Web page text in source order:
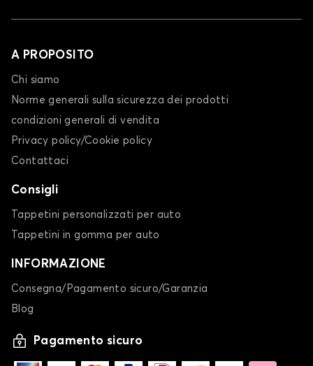
A PROPOSITO
Chi siamo
Norme generali sulla sicurezza dei prodotti
condizioni generali di vendita
Privacy policy/Cookie policy
Contattaci
Consigli
Tappetini personalizzati per auto
Tappetini in gomma per auto
INFORMAZIONE
Consegna/Pagamento sicuro/Garanzia
Blog
Pagamento sicuro